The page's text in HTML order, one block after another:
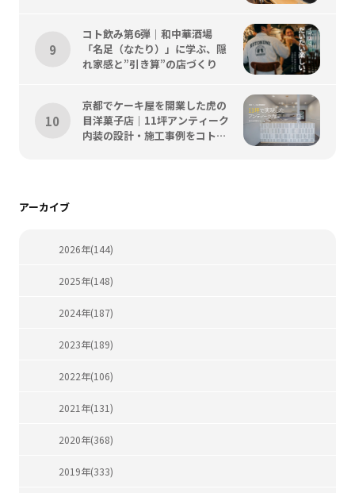
コト飲み第6弾｜和中華酒場
「名足（なたり）」に学ぶ、隠
れ家感と”引き算”の店づくり
京都でケーキ屋を開業した虎の
目洋菓子店｜11坪アンティーク
内装の設計・施工事例をコトス
アーカイブ
2026年(144)
2025年(148)
2024年(187)
2023年(189)
2022年(106)
2021年(131)
2020年(368)
2019年(333)